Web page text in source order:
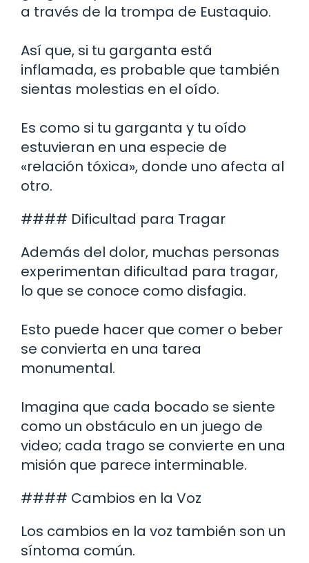
a través de la trompa de Eustaquio.
Así que, si tu garganta está
inflamada, es probable que también
sientas molestias en el oído.
Es como si tu garganta y tu oído
estuvieran en una especie de
«relación tóxica», donde uno afecta al
otro.
#### Dificultad para Tragar
Además del dolor, muchas personas
experimentan dificultad para tragar,
lo que se conoce como disfagia.
Esto puede hacer que comer o beber
se convierta en una tarea
monumental.
Imagina que cada bocado se siente
como un obstáculo en un juego de
video; cada trago se convierte en una
misión que parece interminable.
#### Cambios en la Voz
Los cambios en la voz también son un
síntoma común.